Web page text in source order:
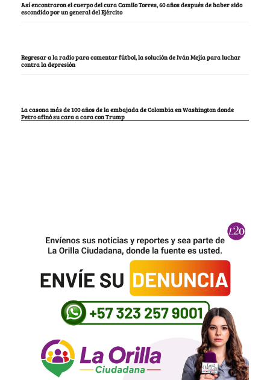
Así encontraron el cuerpo del cura Camilo Torres, 60 años después de haber sido
escondido por un general del Ejército
Regresar a la radio para comentar fútbol, la solución de Iván Mejía para luchar
contra la depresión
La casona más de 100 años de la embajada de Colombia en Washington donde
Petro afinó su cara a cara con Trump